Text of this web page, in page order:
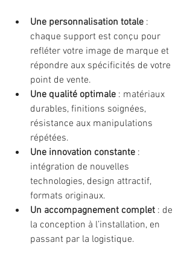
Une personnalisation totale :
chaque support est conçu pour
refléter votre image de marque et
répondre aux spécificités de votre
point de vente.
Une qualité optimale : matériaux
durables, finitions soignées,
résistance aux manipulations
répétées.
Une innovation constante :
intégration de nouvelles
technologies, design attractif,
formats originaux.
Un accompagnement complet : de
la conception à l’installation, en
passant par la logistique.